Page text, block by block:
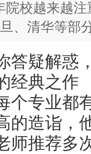
院校越来越
、清华等部
疑解惑
典之作
专业都有
的造诣，
师推荐多